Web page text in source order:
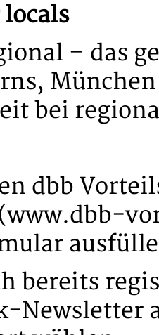
– das
bei
dbb
bereits
Newsletter